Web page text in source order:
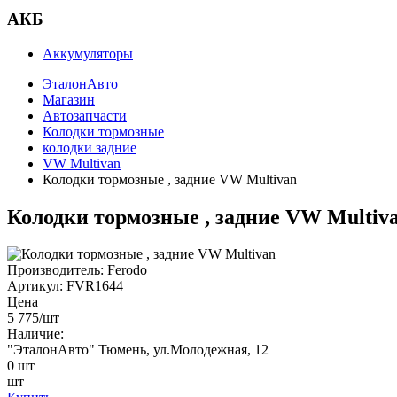
АКБ
Аккумуляторы
ЭталонАвто
Магазин
Автозапчасти
Колодки тормозные
колодки задние
VW Multivan
Колодки тормозные , задние VW Multivan
Колодки тормозные , задние VW
Производитель: Ferodo
Артикул: FVR1644
Цена
5 775/шт
Наличие:
"ЭталонАвто" Тюмень, ул.Молодежная, 12
0 шт
шт